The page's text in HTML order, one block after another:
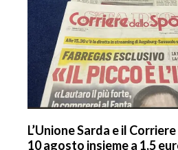
L’Unione Sarda e il
10 agosto insieme a 1,5